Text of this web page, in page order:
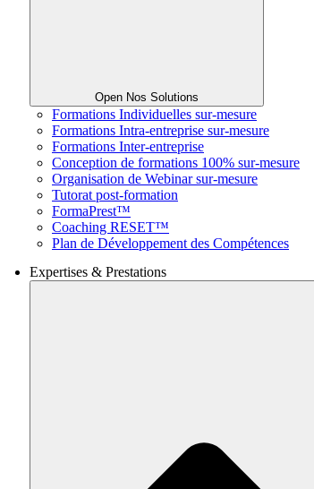
Open Nos Solutions
Formations Individuelles sur-mesure
Formations Intra-entreprise sur-mesure
Formations Inter-entreprise
Conception de formations 100% sur-mesure
Organisation de Webinar sur-mesure
Tutorat post-formation
FormaPrest™
Coaching RESET™
Plan de Développement des Compétences
Expertises & Prestations